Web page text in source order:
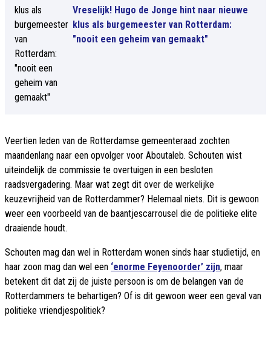
Vreselijk! Hugo de Jonge hint naar nieuwe
klus als burgemeester van Rotterdam:
"nooit een geheim van gemaakt"
Veertien leden van de Rotterdamse gemeenteraad zochten
maandenlang naar een opvolger voor Aboutaleb. Schouten wist
uiteindelijk de commissie te overtuigen in een besloten
raadsvergadering. Maar wat zegt dit over de werkelijke
keuzevrijheid van de Rotterdammer? Helemaal niets. Dit is gewoon
weer een voorbeeld van de baantjescarrousel die de politieke elite
draaiende houdt.
Schouten mag dan wel in Rotterdam wonen sinds haar studietijd, en
haar zoon mag dan wel een ‘enorme Feyenoorder’ zijn, maar
betekent dit dat zij de juiste persoon is om de belangen van de
Rotterdammers te behartigen? Of is dit gewoon weer een geval van
politieke vriendjespolitiek?